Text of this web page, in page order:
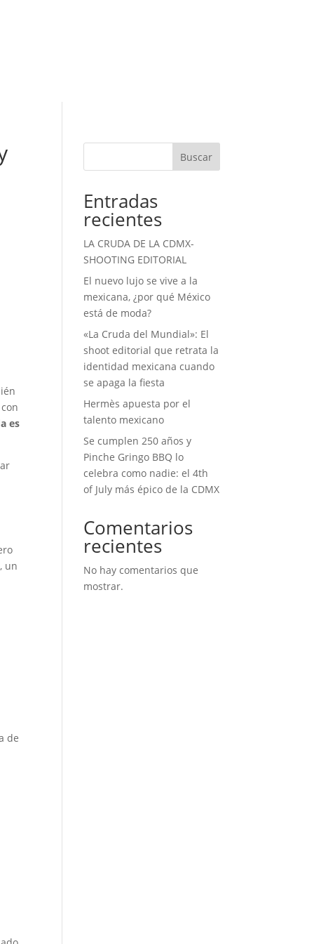
es
un
de
Buscar
Entradas
recientes
LA CRUDA DE LA CDMX-
SHOOTING EDITORIAL
El nuevo lujo se vive a la
mexicana, ¿por qué México
está de moda?
«La Cruda del Mundial»: El
shoot editorial que retrata la
identidad mexicana cuando
se apaga la fiesta
Hermès apuesta por el
talento mexicano
Se cumplen 250 años y
Pinche Gringo BBQ lo
celebra como nadie: el 4th
of July más épico de la CDMX
Comentarios
recientes
No hay comentarios que
mostrar.